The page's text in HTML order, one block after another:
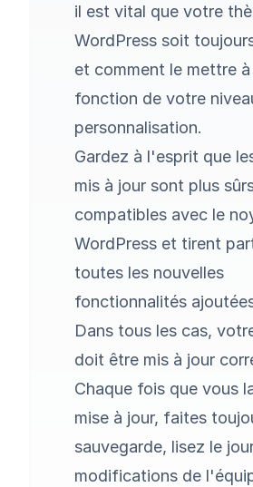
il est vital que votre
WordPress soit
et comment le mettre à
fonction de votre
personnalisation.
Gardez à l'esprit que
mis à jour sont plus
compatibles avec le
WordPress et tirent
toutes les nouvelles
fonctionnalités
Dans tous les cas,
doit être mis à jour
Chaque fois que vous
mise à jour, faites
sauvegarde, lisez le
modifications de